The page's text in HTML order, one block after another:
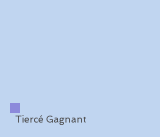
Tiercé Gagnant